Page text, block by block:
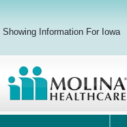
Showing Information For Iowa